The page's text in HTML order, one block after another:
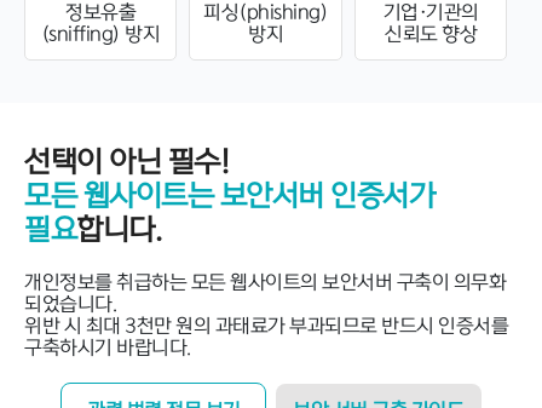
정보유출
(sniffing) 방지
피싱(phishing)
방지
기업·기관의
신뢰도 향상
선택이 아닌 필수!
모든 웹사이트는 보안서버 인증서가
필요합니다.
개인정보를 취급하는 모든 웹사이트의 보안서버 구축이 의무화
되었습니다.
위반 시 최대 3천만 원의 과태료가 부과되므로 반드시 인증서를
구축하시기 바랍니다.